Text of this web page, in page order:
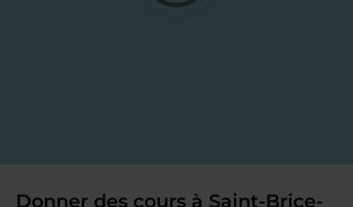
Donner des cours à Saint-Brice-